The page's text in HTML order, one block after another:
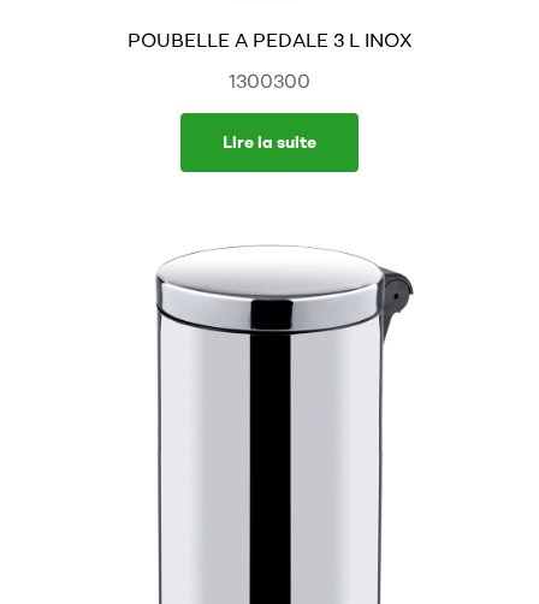
POUBELLE A PEDALE 3 L INOX
1300300
Lire la suite